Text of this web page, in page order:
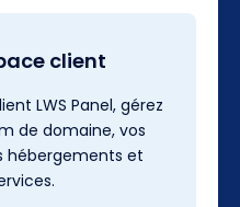
client
LWS Panel, gérez
de domaine, vos
hébergements et